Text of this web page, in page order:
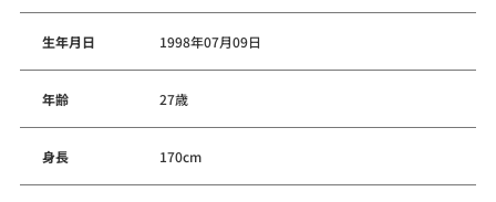
生年月日 1998年07月09日
年齢 27歳
身長 170cm